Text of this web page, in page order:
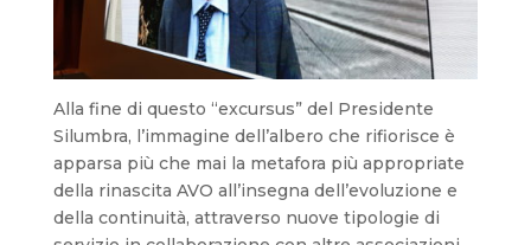
Alla fine di questo “excursus” del Presidente
Silumbra, l’immagine dell’albero che rifiorisce è
apparsa più che mai la metafora più appropriate
della rinascita AVO all’insegna dell’evoluzione e
della continuità, attraverso nuove tipologie di